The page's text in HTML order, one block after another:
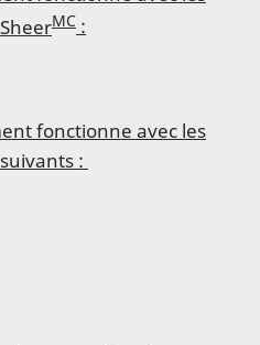
MC :
fonctionne avec les
: